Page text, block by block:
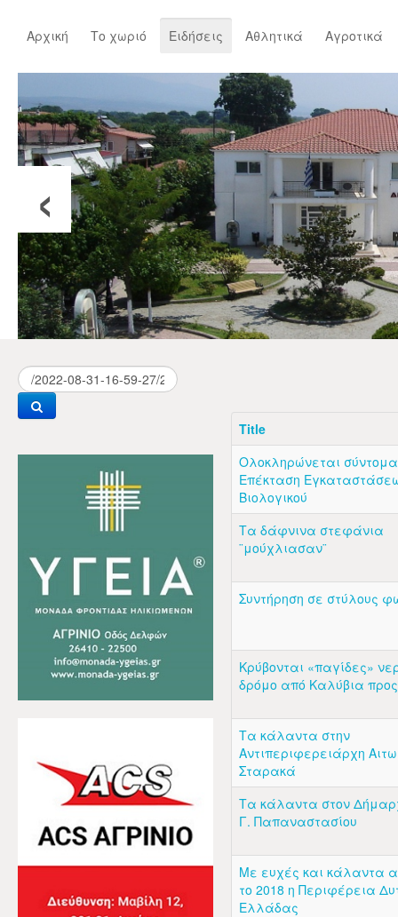
Αρχική Το χωριό Ειδήσεις Αθλητικά Αγροτικά
‹
Title
Ολοκληρώνεται
Επέκταση
Βιολογικού
Τα δάφνινα στεφάνια
¨μούχλιασαν¨
Συντήρηση σε στύλους
Κρύβονται «παγίδες»
δρόμο από Καλύβια προς
Τα κάλαντα στην
Αντιπεριφερειάρχη
Σταρακά
Τα κάλαντα στον
Γ. Παπαναστασίου
Με ευχές και κάλαντα
το 2018 η Περιφέρεια
Ελλάδας